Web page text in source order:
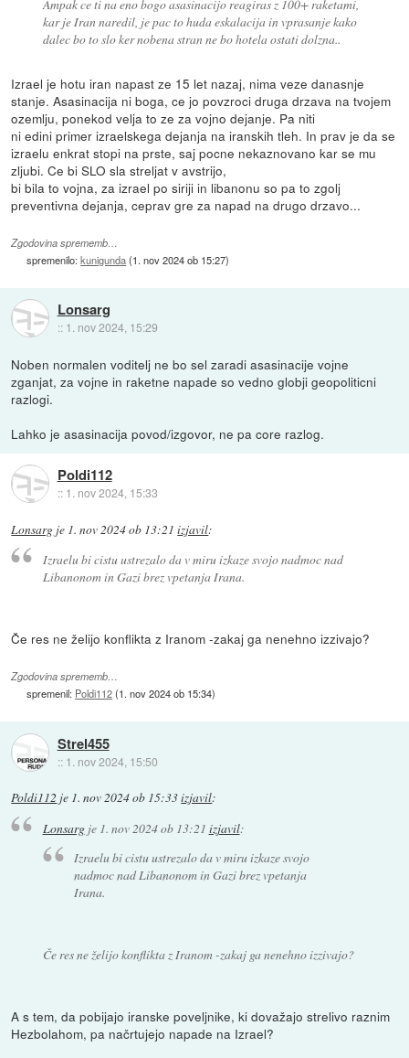
Ampak ce ti na eno bogo asasinacijo reagiras z 100+ raketami,
kar je Iran naredil, je pac to huda eskalacija in vprasanje kako
dalec bo to slo ker nobena stran ne bo hotela ostati dolzna..
Izrael je hotu iran napast ze 15 let nazaj, nima veze danasnje
stanje. Asasinacija ni boga, ce jo povzroci druga drzava na tvojem
ozemlju, ponekod velja to ze za vojno dejanje. Pa niti
ni edini primer izraelskega dejanja na iranskih tleh. In prav je da se
izraelu enkrat stopi na prste, saj pocne nekaznovano kar se mu
zljubi. Ce bi SLO sla streljat v avstrijo,
bi bila to vojna, za izrael po siriji in libanonu so pa to zgolj
preventivna dejanja, ceprav gre za napad na drugo drzavo...
Zgodovina sprememb…
spremenilo:kunigunda(1. nov 2024 ob 15:27)
Lonsarg
:: 1. nov 2024, 15:29
Noben normalen voditelj ne bo sel zaradi asasinacije vojne
zganjat, za vojne in raketne napade so vedno globji geopoliticni
razlogi.
Lahko je asasinacija povod/izgovor, ne pa core razlog.
Poldi112
:: 1. nov 2024, 15:33
Lonsarg je 1. nov 2024 ob 13:21 izjavil:
Izraelu bi cistu ustrezalo da v miru izkaze svojo nadmoc nad
Libanonom in Gazi brez vpetanja Irana.
Če res ne želijo konflikta z Iranom -zakaj ga nenehno izzivajo?
Zgodovina sprememb…
spremenil: Poldi112(1. nov 2024 ob 15:34)
Strel455
:: 1. nov 2024, 15:50
Poldi112 je 1. nov 2024 ob 15:33izjavil:
Lonsargje 1. nov 2024 ob 13:21 izjavil:
Izraelu bi cistu ustrezalo da v miru izkaze svojo
nadmoc nad Libanonom in Gazi brez vpetanja
Irana.
Če res ne želijo konflikta z Iranom -zakaj ga nenehno izzivajo?
A s tem, da pobijajo iranske poveljnike, ki dovažajo strelivo raznim
Hezbolahom, pa načrtujejo napade na Izrael?